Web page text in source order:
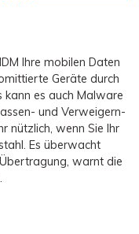
Ihre mobilen Daten
Geräte durch
kann es auch Malware
und Verweigern-
nützlich, wenn Sie Ihr
Es überwacht
warnt die